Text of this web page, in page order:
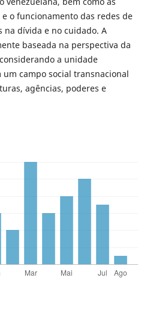
o funcionamento das redes de
na dívida e no cuidado. A
baseada na perspectiva da
a unidade
campo social transnacional
agências, poderes e